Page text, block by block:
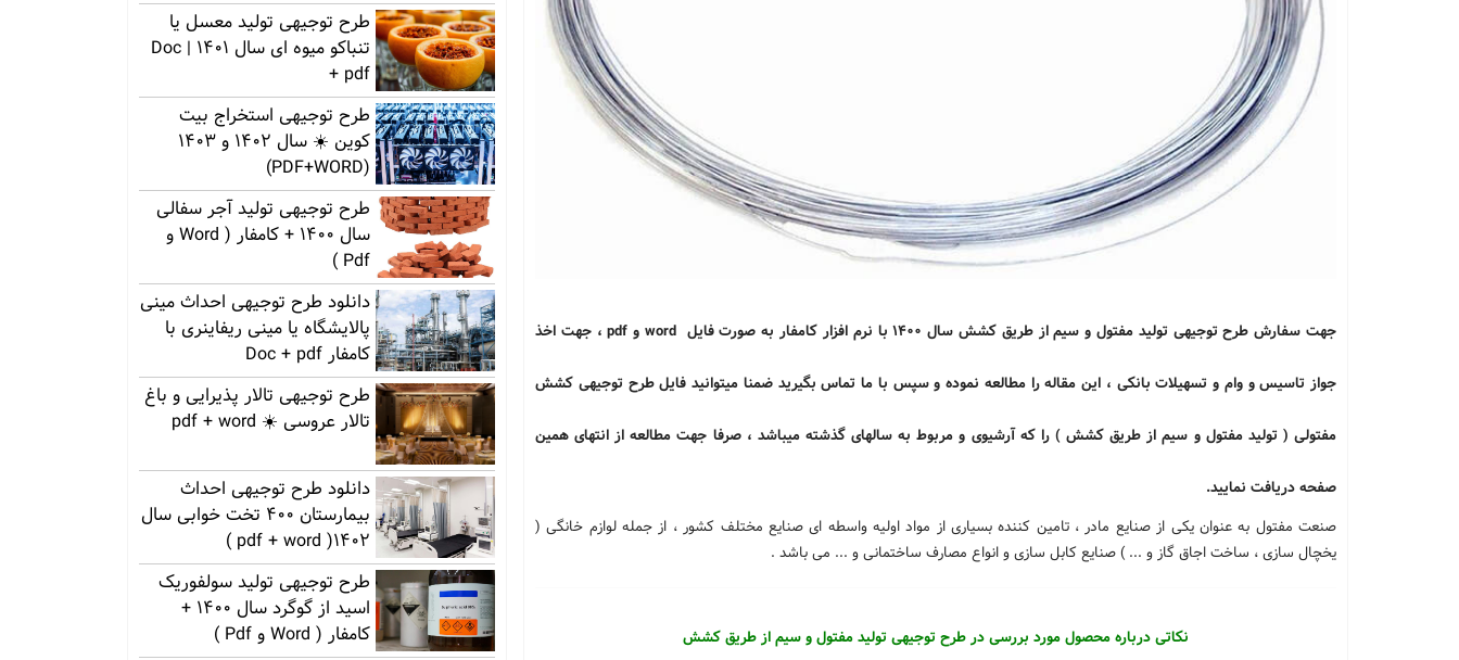
جهت سفارش طرح توجیهی تولید مفتول و سیم از طریق کشش سال 1400 با نرم افزار کامفار به صورت فایل word و pdf ، جهت اخذ
جواز تاسیس و وام و تسهیلات بانکی ، این مقاله را مطالعه نموده و سپس با ما تماس بگیرید ضمنا میتوانید فایل طرح توجیهی کشش
مفتولی ( تولید مفتول و سیم از طریق کشش ) را که آرشیوی و مربوط به سالهای گذشته میباشد ، صرفا جهت مطالعه از انتهای همین
صفحه دریافت نمایید.
صنعت مفتول به عنوان یکی از صنایع مادر ، تامین کننده بسیاری از مواد اولیه واسطه ای صنایع مختلف کشور ، از جمله لوازم خانگی (
یخچال سازی ، ساخت اجاق گاز و ... ) صنایع کابل سازی و انواع مصارف ساختمانی و ... می باشد .
نکاتی درباره محصول مورد بررسی در طرح توجیهی تولید مفتول و سیم از طریق کشش
طرح توجیهی تولید معسل یا
تنباکو میوه ای سال 1401 | Doc
+ pdf
طرح توجیهی استخراج بیت
کوین ☀️ سال 1402 و 1403
(PDF+WORD)
طرح توجیهی تولید آجر سفالی
سال 1400 + کامفار ( Word و
Pdf )
دانلود طرح توجیهی احداث مینی
پالایشگاه یا مینی ریفاینری با
کامفار Doc + pdf
طرح توجیهی تالار پذیرایی و باغ
تالار عروسی ☀️ pdf + word
دانلود طرح توجیهی احداث
بیمارستان 400 تخت خوابی سال
1402( pdf + word )
طرح توجیهی تولید سولفوریک
اسید از گوگرد سال 1400 +
کامفار ( Word و Pdf )